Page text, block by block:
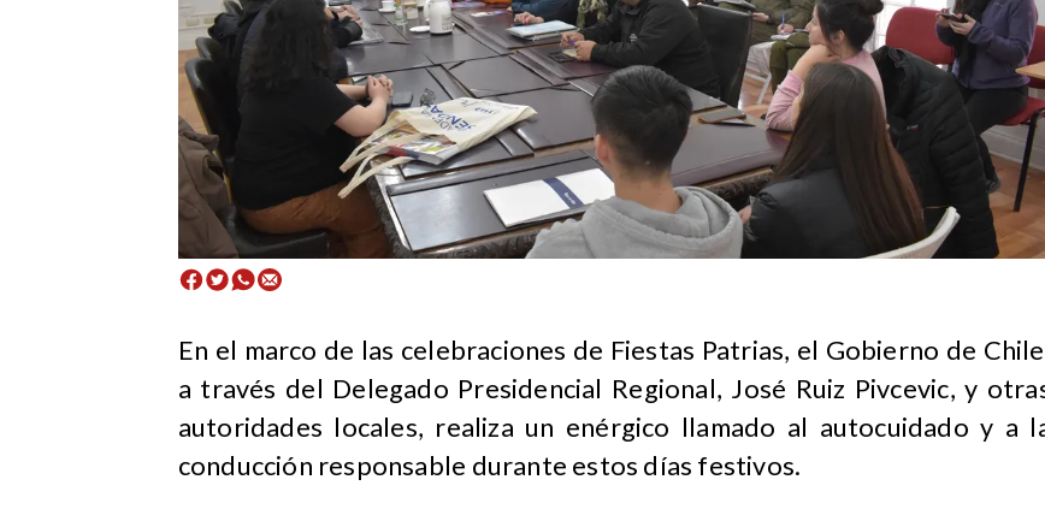
​En el marco de las celebraciones de Fiestas Patrias, el Gobierno de
a través del Delegado Presidencial Regional, José Ruiz Pivcevic, y
autoridades locales, realiza un enérgico llamado al autocuidado y a
conducción responsable durante estos días festivos.